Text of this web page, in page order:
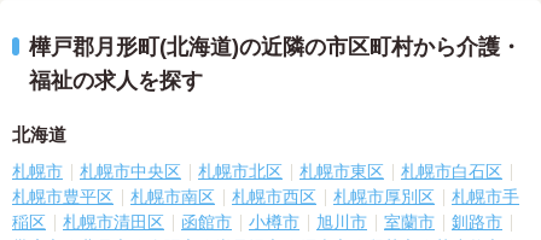
樺戸郡月形町(北海道)の近隣の市区町村から介護・
福祉の求人を探す
北海道
札幌市 札幌市中央区 札幌市北区 札幌市東区
札幌市白石区
札幌市豊平区
札幌市南区 札幌市西区 札幌市厚別区
札幌市手
稲区
札幌市清田区 函館市 小樽市 旭川市 室蘭市
釧路市